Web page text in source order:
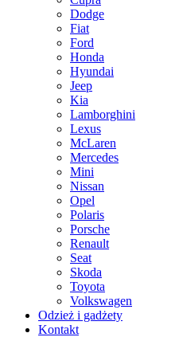
Dodge
Fiat
Ford
Honda
Hyundai
Jeep
Kia
Lamborghini
Lexus
McLaren
Mercedes
Mini
Nissan
Opel
Polaris
Porsche
Renault
Seat
Skoda
Toyota
Volkswagen
Odzież i gadżety
Kontakt